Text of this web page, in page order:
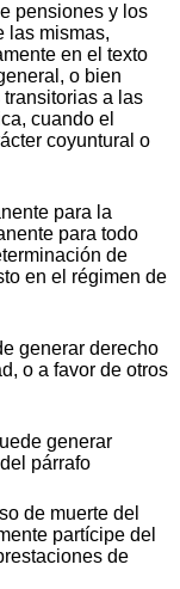
pensiones y los
las mismas,
en el texto
o bien
a las
cuando el
coyuntural o
para la
para todo
de
en el régimen de
generar derecho
o a favor de otros
generar
párrafo
de muerte del
partícipe del
de